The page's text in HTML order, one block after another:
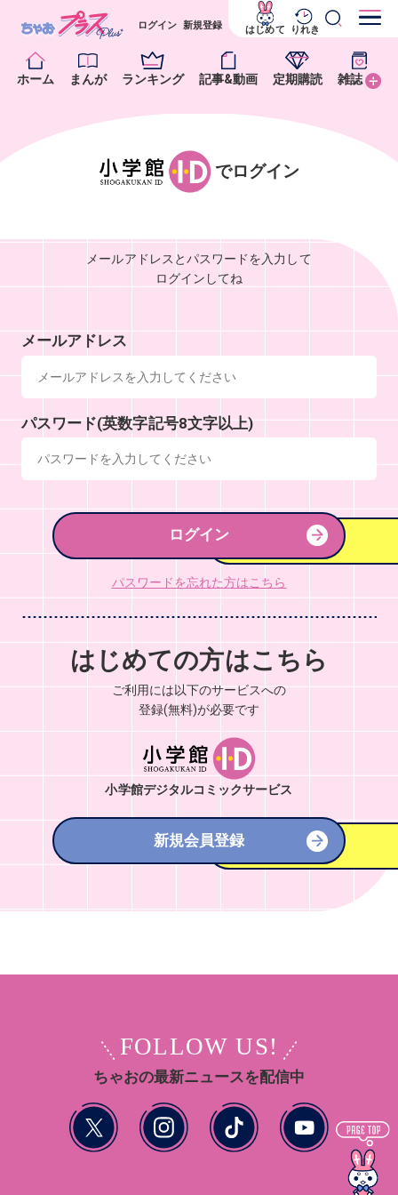
ホーム まんが ランキング 記事&動画 定期購読 雑誌
ログイン 新規登録 はじめて りれき
でログイン
メールアドレスとパスワードを入力して
ログインしてね
メールアドレス
パスワード(英数字記号8文字以上)
ログイン
パスワードを忘れた方はこちら
はじめての方はこちら
ご利用には以下のサービスへの
登録(無料)が必要です
小学館デジタルコミックサービス
新規会員登録
FOLLOW US!
ちゃおの最新ニュースを配信中